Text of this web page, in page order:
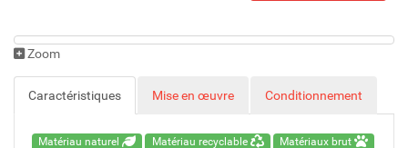
Zoom
Caractéristiques Mise en œuvre Conditionnement
Matériau naturel Matériau recyclable
Matériaux brut